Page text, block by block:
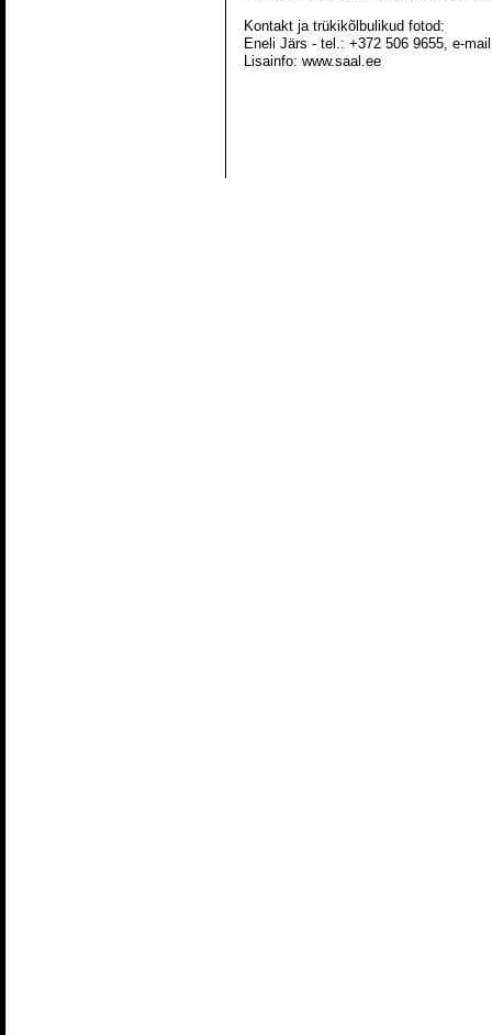
Kontakt ja trükikõlbulikud fotod:
Eneli Järs - tel.: +372 506 9655, e-
Lisainfo: www.saal.ee